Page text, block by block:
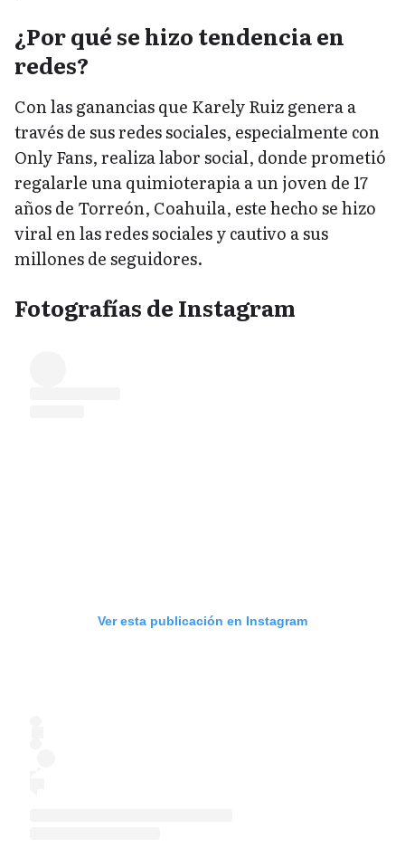
¿Por qué se hizo tendencia en
redes?
Con las ganancias que Karely Ruiz genera a
través de sus redes sociales, especialmente con
Only Fans, realiza labor social, donde prometió
regalarle una quimioterapia a un joven de 17
años de Torreón, Coahuila, este hecho se hizo
viral en las redes sociales y cautivo a sus
millones de seguidores.
Fotografías de Instagram
Ver esta publicación en Instagram